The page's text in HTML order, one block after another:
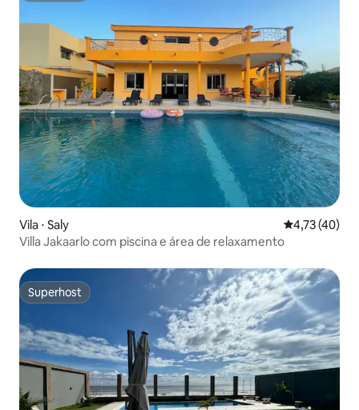
Vila ⋅ Saly 4,73 de uma
4,73 (40)
Villa Jakaarlo com piscina e área de relaxamento
Superhost
Superhost